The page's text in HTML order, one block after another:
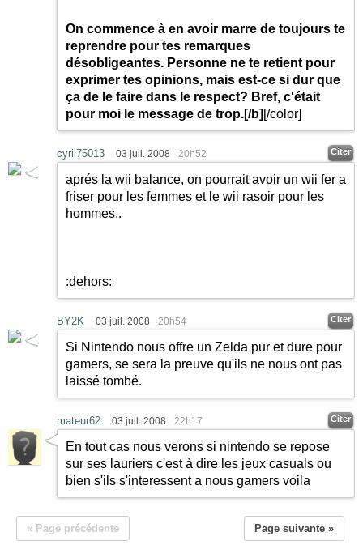
On commence à en avoir marre de toujours te
reprendre pour tes remarques
désobligeantes. Personne ne te retient pour
exprimer tes opinions, mais est-ce si dur que
ça de le faire dans le respect? Bref, c'était
pour moi le message de trop.[/b] [/color]
cyril75013 03 juil. 2008 20h52 Citer
aprés la wii balance, on pourrait avoir un wii fer a
friser pour les femmes et le wii rasoir pour les
hommes..
:dehors:
BY2K 03 juil. 2008 20h54 Citer
Si Nintendo nous offre un Zelda pur et dure pour
gamers, se sera la preuve qu'ils ne nous ont pas
laissé tombé.
mateur62 03 juil. 2008 22h17 Citer
En tout cas nous verons si nintendo se repose
sur ses lauriers c'est à dire les jeux casuals ou
bien s'ils s'interessent a nous gamers voila
« Page précédente Page suivante »